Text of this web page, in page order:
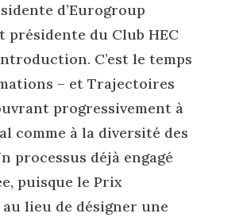
d’Eurogroup
présidente du Club HEC
C’est le temps
– et Trajectoires
progressivement à
comme à la diversité des
processus déjà engagé
puisque le Prix
lieu de désigner une